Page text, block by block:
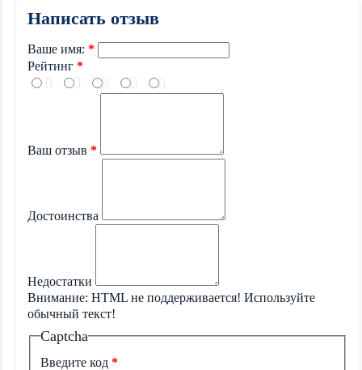
Написать отзыв
Ваше имя:
Рейтинг
Ваш отзыв
Достоинства
Недостатки
Внимание: HTML не поддерживается! Используйте
обычный текст!
Captcha
Введите код